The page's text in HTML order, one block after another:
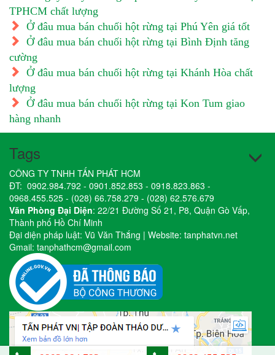
TPHCM chất lượng
Ở đâu mua bán chuối hột rừng tại Phú Yên giá tốt
Ở đâu mua bán chuối hột rừng tại Bình Định tăng
cường
Ở đâu mua bán chuối hột rừng tại Khánh Hòa chất
lượng
Ở đâu mua bán chuối hột rừng tại Kon Tum giao
hàng nhanh
Tags
CÔNG TY TNHH TẤN PHÁT HCM
ĐT: 0902.984.792 - 0901.852.853 - 0918.823.863 -
0968.455.525 - (028) 66.758.279 - (028) 62.576.679
Văn Phòng Đại Diện: 22/21 Đường Số 21, P8, Quận Gò Vấp,
Thành phố Hồ Chí Minh
Đại diện pháp luật: Vũ Văn Thắng | Website: tanphatvn.net
Gmail: tanphathcm@gmail.com